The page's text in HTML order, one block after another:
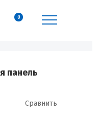
0
панель
Сравнить